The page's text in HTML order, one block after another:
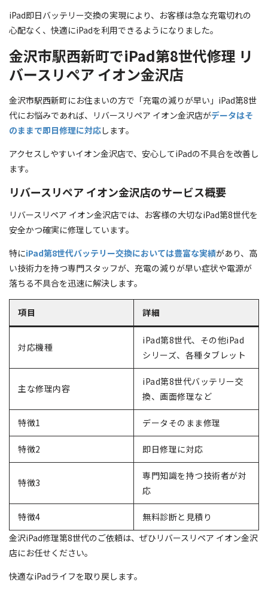
iPad即日バッテリー交換の実現により、お客様は急な充電切れの
心配なく、快適にiPadを利用できるようになりました。
金沢市駅西新町でiPad第8世代修理 リ
バースリペア イオン金沢店
金沢市駅西新町にお住まいの方で「充電の減りが早い」iPad第8世
代にお悩みであれば、リバースリペア イオン金沢店がデータはそ
のままで即日修理に対応します。
アクセスしやすいイオン金沢店で、安心してiPadの不具合を改善し
ます。
リバースリペア イオン金沢店のサービス概要
リバースリペア イオン金沢店では、お客様の大切なiPad第8世代を
安全かつ確実に修理しています。
特にiPad第8世代バッテリー交換においては豊富な実績があり、高
い技術力を持つ専門スタッフが、充電の減りが早い症状や電源が
落ちる不具合を迅速に解決します。
項目 詳細
対応機種
iPad第8世代、その他iPad
シリーズ、各種タブレット
主な修理内容
iPad第8世代バッテリー交
換、画面修理など
特徴1 データそのまま修理
特徴2 即日修理に対応
特徴3
専門知識を持つ技術者が対
応
特徴4
無料診断と見積り
金沢iPad修理第8世代のご依頼は、ぜひリバースリペア イオン金沢
店にお任せください。
快適なiPadライフを取り戻します。